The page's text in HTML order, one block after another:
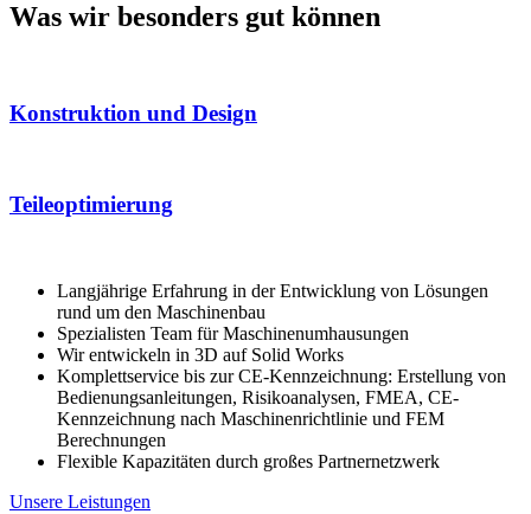
Was wir besonders gut können
Konstruktion und Design
Teileoptimierung
Langjährige Erfahrung in der Entwicklung von Lösungen
rund um den Maschinenbau
Spezialisten Team für Maschinenumhausungen
Wir entwickeln in 3D auf Solid Works
Komplettservice bis zur CE-Kennzeichnung: Erstellung von
Bedienungsanleitungen, Risikoanalysen, FMEA, CE-
Kennzeichnung nach Maschinenrichtlinie und FEM
Berechnungen
Flexible Kapazitäten durch großes Partnernetzwerk
Unsere Leistungen